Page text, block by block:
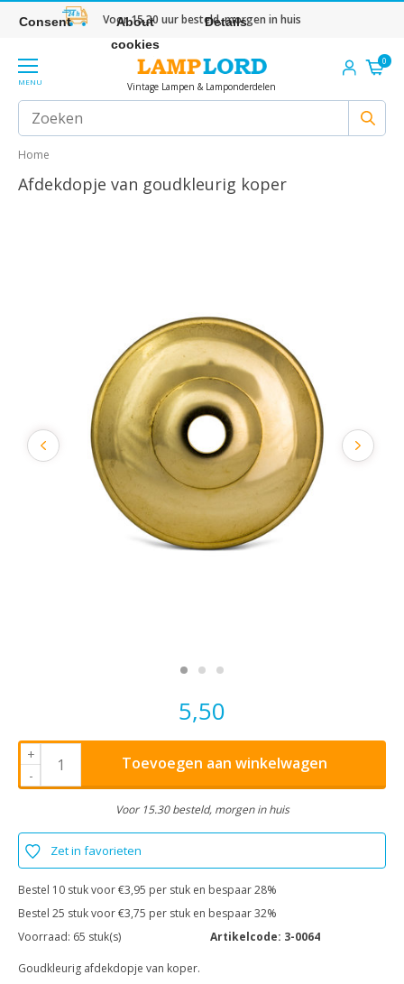
Voor 15.30 uur besteld, morgen in huis
MENU Vintage Lampen & Lamponderdelen
0
Home
Afdekdopje van goudkleurig koper
5,50
+
-
Toevoegen aan winkelwagen
Voor 15.30 besteld, morgen in huis
Zet in favorieten
Bestel 10 stuk voor €3,95 per stuk en bespaar 28%
Bestel 25 stuk voor €3,75 per stuk en bespaar 32%
Voorraad: 65 stuk(s) Artikelcode: 3-0064
Goudkleurig afdekdopje van koper.
Consent
About
cookies
Details